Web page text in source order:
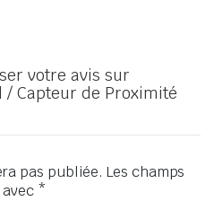
votre avis sur
/ Capteur de Proximité
pas publiée. Les champs
*